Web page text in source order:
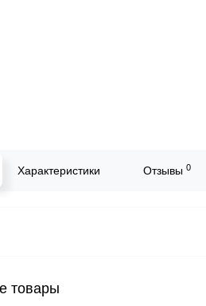
Характеристики Отзывы 0
товары